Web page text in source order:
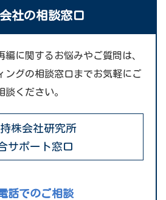
社の相談窓口
編に関するお悩みやご質問は、
ングの相談窓口までお気軽にご
談ください。
株会社研究所
サポート窓口
話でのご相談